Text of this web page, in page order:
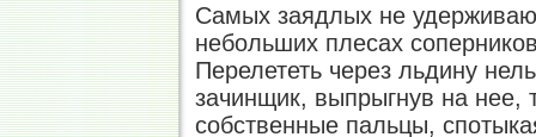
Самых заядлых не
небольших плесах
Перелететь через льдину
зачинщик, выпрыгнув на нее,
собственные пальцы,